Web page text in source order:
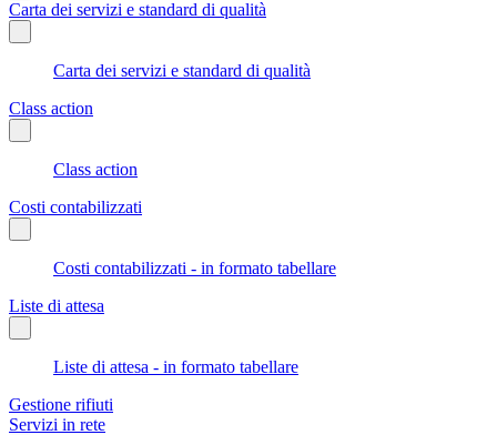
Carta dei servizi e standard di qualità
Carta dei servizi e standard di qualità
Class action
Class action
Costi contabilizzati
Costi contabilizzati - in formato tabellare
Liste di attesa
Liste di attesa - in formato tabellare
Gestione rifiuti
Servizi in rete